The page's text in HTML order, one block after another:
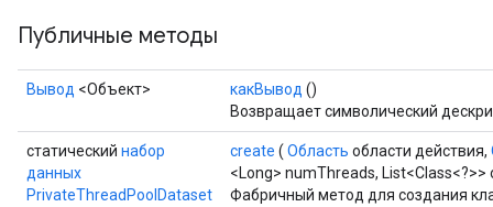
Публичные методы
Вывод <Объект> какВывод ()
Возвращает символический
статический набор
данных
PrivateThreadPoolDataset
create ( Область области действия,
<Long> numThreads,
Фабричный метод для создания